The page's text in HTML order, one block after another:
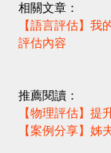
相關文章：
【語言評估】
評估內容
推薦閱讀：
【物理評估】
【案例分享】姊